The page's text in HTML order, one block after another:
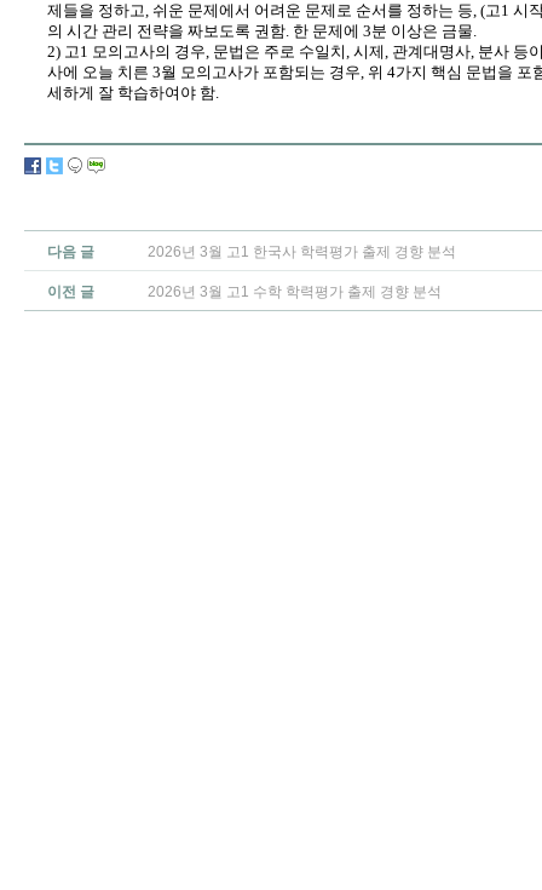
제들을 정하고, 쉬운 문제에서 어려운 문제로 순서를 정하는 등, (고1 시
의 시간 관리 전략을 짜보도록 권함. 한 문제에 3분 이상은 금물.
2) 고1 모의고사의 경우, 문법은 주로 수일치, 시제, 관계대명사, 분사 등
사에 오늘 치른 3월 모의고사가 포함되는 경우, 위 4가지 핵심 문법을 포
세하게 잘 학습하여야 함.
다음 글 2026년 3월 고1 한국사 학력평가 출제 경향 분석
이전 글 2026년 3월 고1 수학 학력평가 출제 경향 분석